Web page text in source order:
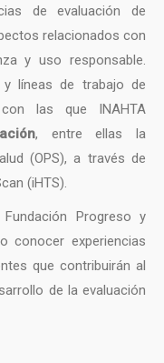
de evaluación de
relacionados con
y uso responsable.
y líneas de trabajo de
las que INAHTA
, entre ellas la
(OPS), a través de
(iHTS).
Progreso y
conocer experiencias
que contribuirán al
de la evaluación